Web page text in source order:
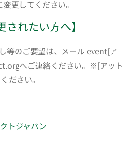
更してください。
されたい方へ】
等のご要望は、メール event[ア
へご連絡ください。※[アット
ださい。
トジャパン